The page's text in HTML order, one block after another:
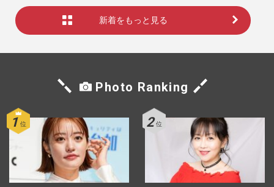
新着をもっと見る
Photo Ranking